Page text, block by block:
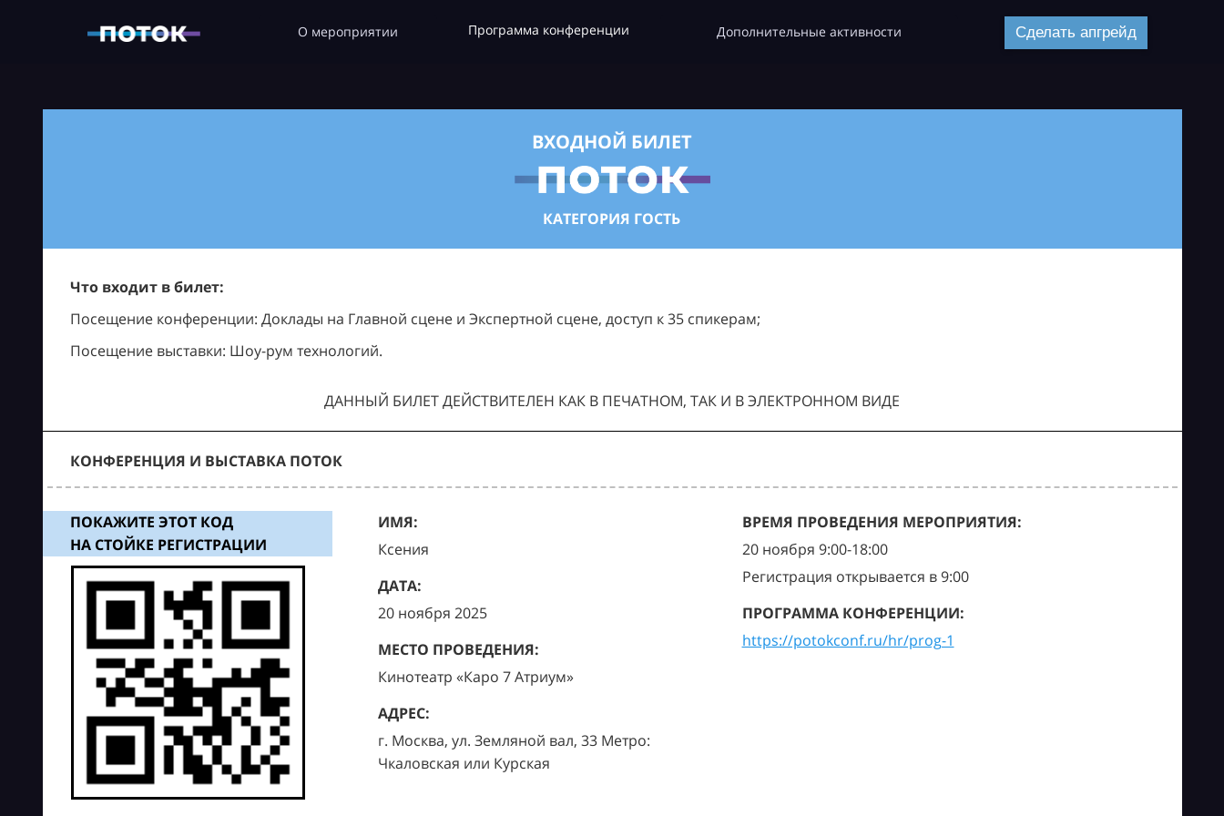
О мероприятии Программа конференции Дополнительные активности Сделать апгрейд
ВХОДНОЙ БИЛЕТ
КАТЕГОРИЯ ГОСТЬ
Что входит в билет:
Посещение конференции: Доклады на Главной сцене и Экспертной сцене, доступ к 35 спикерам;
Посещение выставки: Шоу-рум технологий.
ДАННЫЙ БИЛЕТ ДЕЙСТВИТЕЛЕН КАК В ПЕЧАТНОМ, ТАК И В ЭЛЕКТРОННОМ ВИДЕ
КОНФЕРЕНЦИЯ И ВЫСТАВКА ПОТОК
ПОКАЖИТЕ ЭТОТ КОД
НА СТОЙКЕ РЕГИСТРАЦИИ
ИМЯ:
Ксения
ДАТА:
20 ноября 2025
МЕСТО ПРОВЕДЕНИЯ:
Кинотеатр «Каро 7 Атриум»
АДРЕС:
г. Москва, ул. Земляной вал, 33 Метро:
Чкаловская или Курская
ВРЕМЯ ПРОВЕДЕНИЯ МЕРОПРИЯТИЯ:
20 ноября 9:00-18:00
Регистрация открывается в 9:00
ПРОГРАММА КОНФЕРЕНЦИИ:
https://potokconf.ru/hr/prog-1